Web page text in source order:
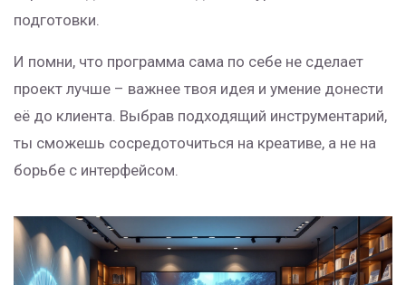
подготовки.
И помни, что программа сама по себе не сделает
проект лучше – важнее твоя идея и умение донести
её до клиента. Выбрав подходящий инструментарий,
ты сможешь сосредоточиться на креативе, а не на
борьбе с интерфейсом.